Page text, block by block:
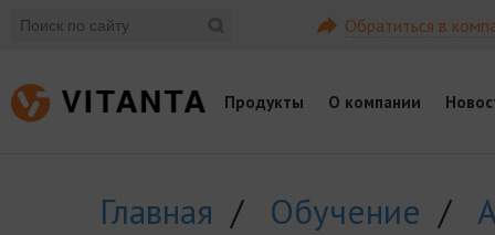
Обратиться в
Продукты О компании
Главная / Обучение /